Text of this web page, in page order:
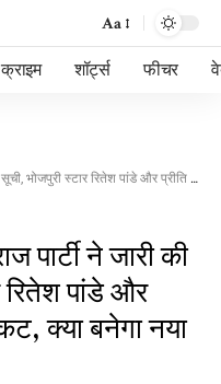
Aa
क्राइम शॉर्ट्स फीचर
और प्रीति किन्नर को मिला टिकट, क्या बनेगा नया समीकरण?
पार्टी ने जारी की
रितेश पांडे और
क्या बनेगा नया